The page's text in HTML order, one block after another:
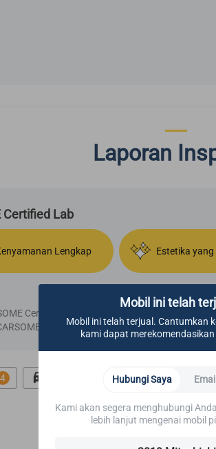
Laporan
Certified Lab
Lengkap Estetika
Certified, disarankan untuk segera
4 Bagian
Mobil ini telah
Mobil ini telah terjual. Cantumkan
kami dapat
Hubungi Saya
Kami akan segera menghubungi
lebih lanjut mengenai mobil